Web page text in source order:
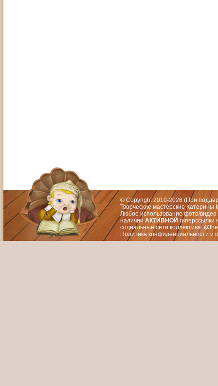
© Copyright 2010-2026 (При
Творческие мастерские
Любое использование фото/видео
наличии АКТИВНОЙ гиперссылки
социальные сети коллектива:
Политика конфиденциальности и